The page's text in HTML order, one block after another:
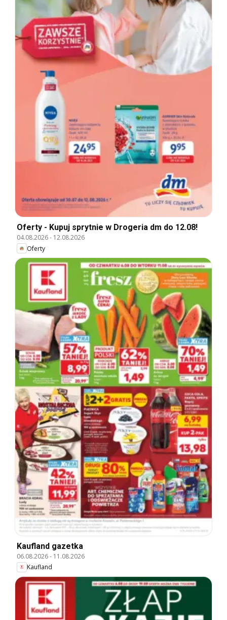
Oferty - Kupuj sprytnie w Drogeria dm do 12.08!
04.08.2026- 12.08.2026
Oferty
Kaufland gazetka
06.08.2026- 11.08.2026
Kaufland